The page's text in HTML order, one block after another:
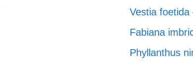
Vestia foetida
Fabiana
Phyllanthus